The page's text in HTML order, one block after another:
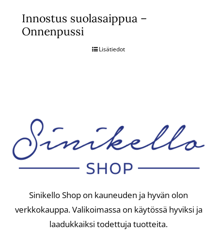
Innostus suolasaippua –
Onnenpussi
Lisätiedot
Sinikello Shop on kauneuden ja hyvän olon
verkkokauppa. Valikoimassa on käytössä hyviksi ja
laadukkaiksi todettuja tuotteita.